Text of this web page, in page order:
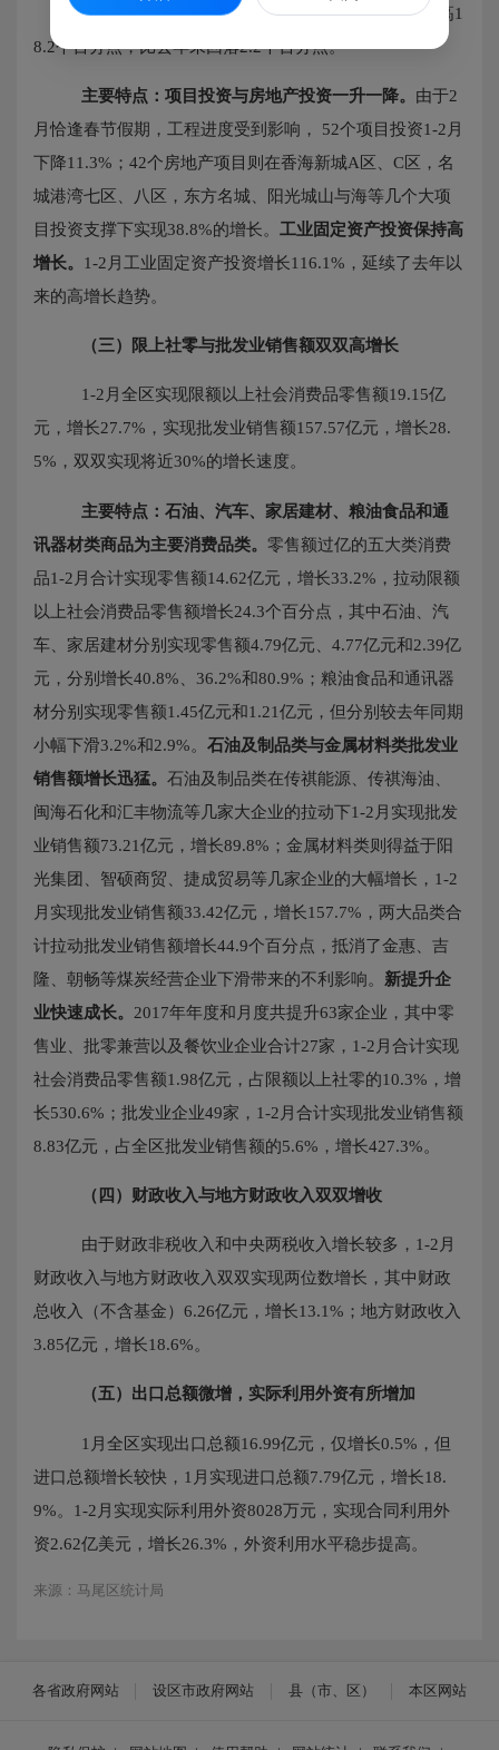
1-2月全区固定资产投资增长12%，比去年同期提高1
8.2个百分点，比去年末回落2.2个百分点。
主要特点：项目投资与房地产投资一升一降。 由于2
月恰逢春节假期，工程进度受到影响， 52个项目投资1-2月
下降11.3%；42个房地产项目则在香海新城A区、C区，名
城港湾七区、八区，东方名城、阳光城山与海等几个大项
目投资支撑下实现38.8%的增长。工业固定资产投资保持高
增长。 1-2月工业固定资产投资增长116.1%，延续了去年以
来的高增长趋势。
（三） 限上社零与批发业销售额双双高增长
1-2月全区实现限额以上社会消费品零售额19.15亿
元，增长27.7%，实现批发业销售额157.57亿元，增长28.
5%，双双实现将近30%的增长速度。
主要特点：石油、汽车、家居建材、粮油食品和通
讯器材类商品为主要消费品类。 零售额过亿的五大类消费
品1-2月合计实现零售额14.62亿元，增长33.2%，拉动限额
以上社会消费品零售额增长24.3个百分点，其中石油、汽
车、家居建材分别实现零售额4.79亿元、4.77亿元和2.39亿
元，分别增长40.8%、36.2%和80.9%；粮油食品和通讯器
材分别实现零售额1.45亿元和1.21亿元，但分别较去年同期
小幅下滑3.2%和2.9%。石油及制品类与金属材料类批发业
销售额增长迅猛。石油及制品类在传祺能源、传祺海油、
闽海石化和汇丰物流等几家大企业的拉动下1-2月实现批发
业销售额73.21亿元，增长89.8%；金属材料类则得益于阳
光集团、智硕商贸、捷成贸易等几家企业的大幅增长，1-2
月实现批发业销售额33.42亿元，增长157.7%，两大品类合
计拉动批发业销售额增长44.9个百分点，抵消了金惠、吉
隆、朝畅等煤炭经营企业下滑带来的不利影响。 新提升企
业快速成长。 2017年年度和月度共提升63家企业，其中零
售业、批零兼营以及餐饮业企业合计27家，1-2月合计实现
社会消费品零售额1.98亿元，占限额以上社零的10.3%，增
长530.6%；批发业企业49家，1-2月合计实现批发业销售额
8.83亿元，占全区批发业销售额的5.6%，增长427.3%。
（四） 财政收入与地方财政收入双双增收
由于财政非税收入和中央两税收入增长较多， 1-2月
财政收入与地方财政收入双双实现两位数增长，其中财政
总收入（不含基金）6.26亿元，增长13.1%；地方财政收入
3.85亿元，增长18.6%。
（五） 出口总额微增，实际利用外资有所增加
1 月全区实现出口总额16.99亿元，仅增长0.5% ，但
进口总额增长较快， 1月实现进口总额7.79亿元，增长18.
9%。 1-2月实现实际利用外资8028万元，实现合同利用外
资2.62亿美元，增长26.3%，外资利用水平稳步提高。
来源：马尾区统计局
各省政府网站 设区市政府网站 县（市、区） 本区网站